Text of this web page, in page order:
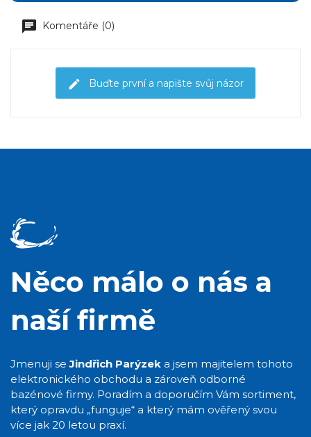
Komentáře (0)
Buďte první a napište svůj názor
Něco málo o nás a
naší firmě
Jmenuji seJindřich Parýzek a jsem majitelem tohoto
elektronického obchodu a zároveň odborné
bazénové firmy. Poradím a doporučím Vám sortiment,
který opravdu „funguje“ a který mám ověřený svou
více jak 20 letou praxí.